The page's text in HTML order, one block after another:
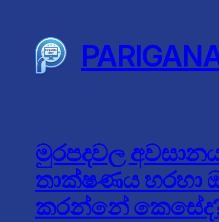
මුරපදවල අවසානය:
තාක්ෂණය හරහා
කරන්නේ